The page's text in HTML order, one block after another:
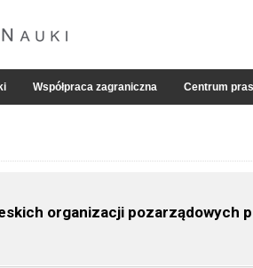
Współpraca zagraniczna Centrum
organizacji pozarządowych